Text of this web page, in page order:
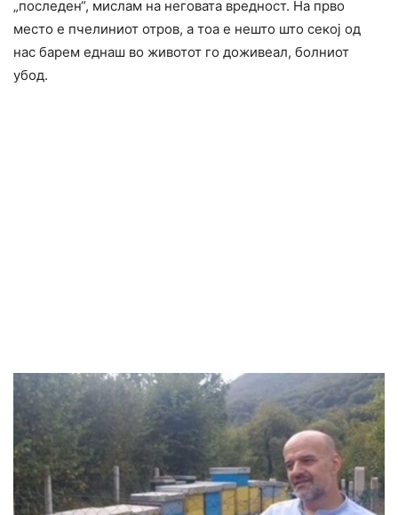
„последен“, мислам на неговата вредност. На прво
место е пчелиниот отров, а тоа е нешто што секој од
нас барем еднаш во животот го доживеал, болниот
убод.